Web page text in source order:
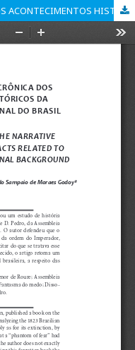
AGENOR DE ROURE E A CRÔNICA DOS ACONTECIMENTOS HISTÓRICOS DA FORMAÇÃO CONSTITUCIONAL DO BRASIL